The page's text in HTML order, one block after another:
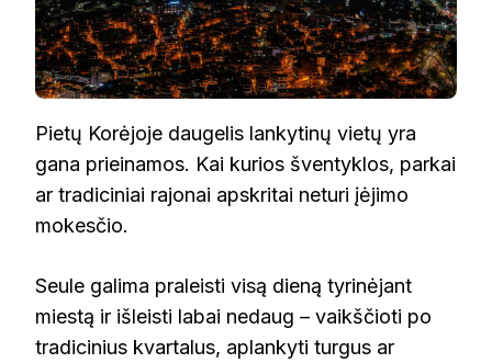
Pietų Korėjoje daugelis lankytinų vietų yra
gana prieinamos. Kai kurios šventyklos, parkai
ar tradiciniai rajonai apskritai neturi įėjimo
mokesčio.
Seule galima praleisti visą dieną tyrinėjant
miestą ir išleisti labai nedaug – vaikščioti po
tradicinius kvartalus, aplankyti turgus ar